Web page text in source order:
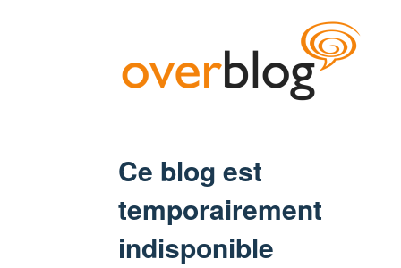
Ce blog est
temporairement
indisponible